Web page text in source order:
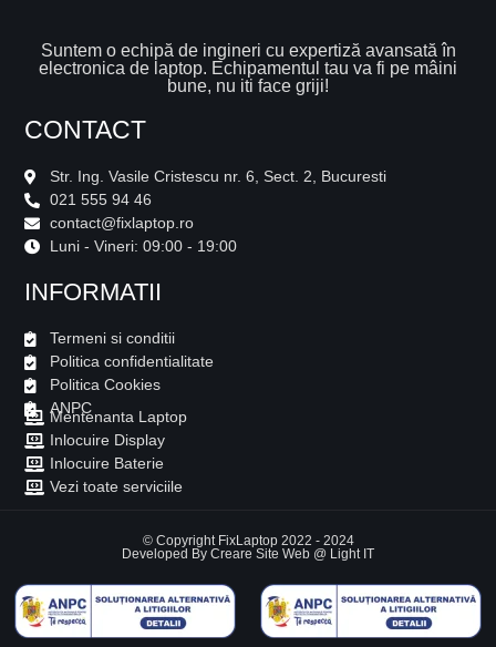
Suntem o echipă de ingineri cu expertiză avansată în
electronica de laptop. Echipamentul tau va fi pe mâini
bune, nu iti face griji!
CONTACT
Str. Ing. Vasile Cristescu nr. 6, Sect. 2, Bucuresti
021 555 94 46
contact@fixlaptop.ro
Luni - Vineri: 09:00 - 19:00
INFORMATII
Termeni si conditii
Politica confidentialitate
Politica Cookies
ANPC
Mentenanta Laptop
Inlocuire Display
Inlocuire Baterie
Vezi toate serviciile
© Copyright FixLaptop 2022 - 2024
Developed By Creare Site Web @ Light IT